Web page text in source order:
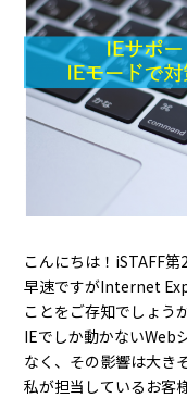
こんにちは！ iSTAFF第2
早速ですがInternet
ことをご存知でしょう
IEでしか動かないWeb
なく、その影響は大き
私が担当しているお客